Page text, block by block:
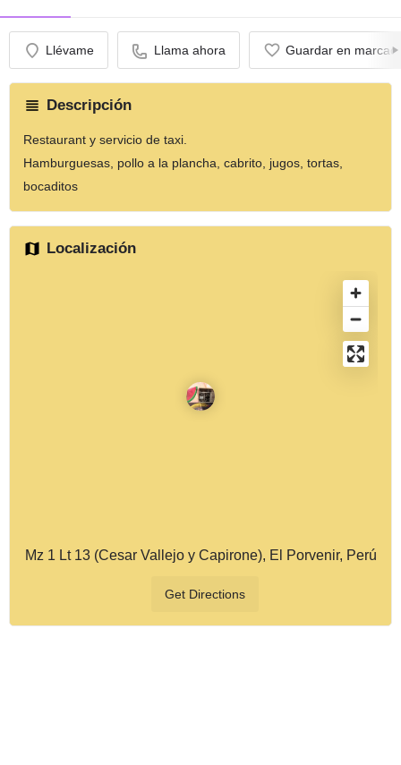
Llévame Llama ahora Guardar en
Descripción
Restaurant y servicio de taxi.
Hamburguesas, pollo a la plancha, cabrito, jugos, tortas,
bocaditos
Localización
Mz 1 Lt 13 (Cesar Vallejo y Capirone), El Porvenir, Perú
Get Directions